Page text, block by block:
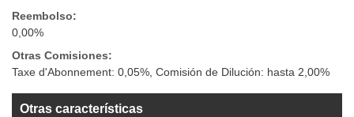
Reembolso:
0,00%
Otras Comisiones:
Taxe d'Abonnement: 0,05%, Comisión de Dilución: hasta 2,00%
Otras características